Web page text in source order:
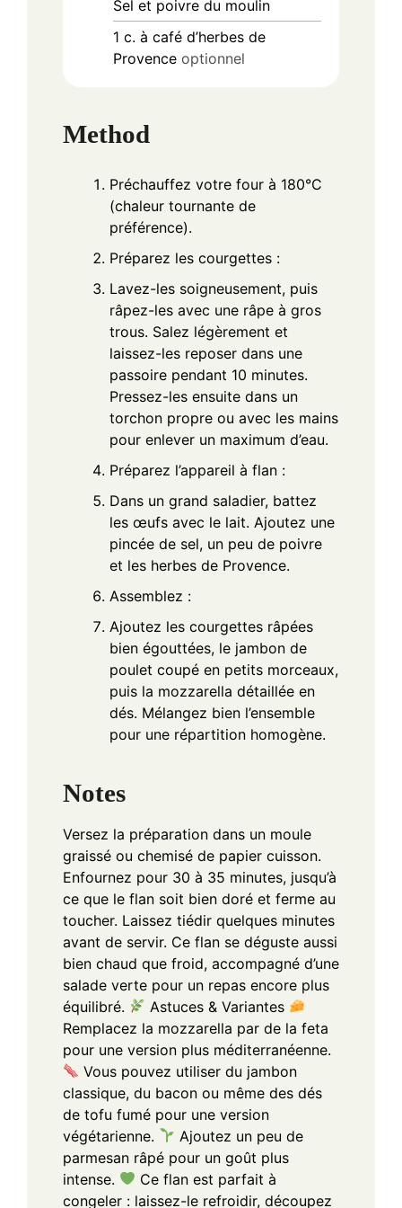
Sel et poivre du moulin
1 c. à café d’herbes de
Provence optionnel
Method
Préchauffez votre four à 180°C
(chaleur tournante de
préférence).
Préparez les courgettes :
Lavez-les soigneusement, puis
râpez-les avec une râpe à gros
trous. Salez légèrement et
laissez-les reposer dans une
passoire pendant 10 minutes.
Pressez-les ensuite dans un
torchon propre ou avec les mains
pour enlever un maximum d’eau.
Préparez l’appareil à flan :
Dans un grand saladier, battez
les œufs avec le lait. Ajoutez une
pincée de sel, un peu de poivre
et les herbes de Provence.
Assemblez :
Ajoutez les courgettes râpées
bien égouttées, le jambon de
poulet coupé en petits morceaux,
puis la mozzarella détaillée en
dés. Mélangez bien l’ensemble
pour une répartition homogène.
Notes
Versez la préparation dans un moule
graissé ou chemisé de papier cuisson.
Enfournez pour 30 à 35 minutes, jusqu’à
ce que le flan soit bien doré et ferme au
toucher. Laissez tiédir quelques minutes
avant de servir. Ce flan se déguste aussi
bien chaud que froid, accompagné d’une
salade verte pour un repas encore plus
équilibré.
Astuces & Variantes
Remplacez la mozzarella par de la feta
pour une version plus méditerranéenne.
Vous pouvez utiliser du jambon
classique, du bacon ou même des dés
de tofu fumé pour une version
végétarienne.
Ajoutez un peu de
parmesan râpé pour un goût plus
intense.
Ce flan est parfait à
congeler : laissez-le refroidir, découpez